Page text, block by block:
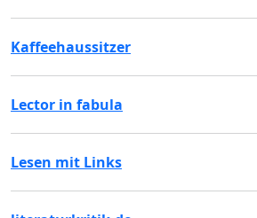
Kaffeehaussitzer
Lector in fabula
Lesen mit Links